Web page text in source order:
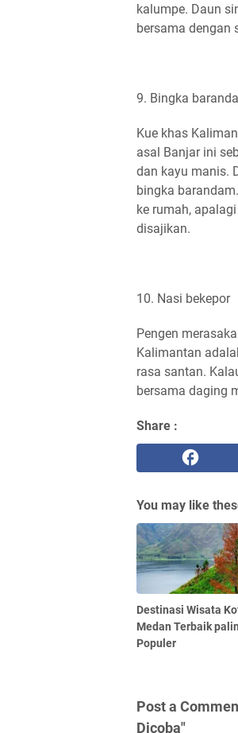
kalumpe. Daun
bersama dengan
9. Bingka
Kue khas
asal Banjar ini
dan kayu manis.
bingka
ke rumah,
disajikan.
10. Nasi bekepor
Pengen
Kalimantan
rasa santan.
bersama daging
Share :
You may like
Destinasi Wisata
Medan Terbaik
Populer
Post a
Dicoba"